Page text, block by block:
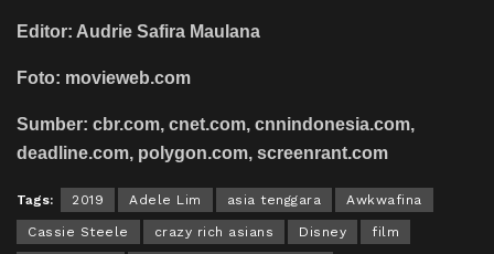
Editor: Audrie Safira Maulana
Foto: movieweb.com
Sumber: cbr.com, cnet.com, cnnindonesia.com,
deadline.com, polygon.com, screenrant.com
Tags: 2019 Adele Lim asia tenggara Awkwafina
Cassie Steele crazy rich asians Disney film